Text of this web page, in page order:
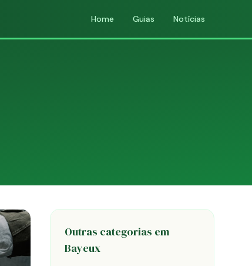
Home Guias Notícias
Outras categorias em
Bayeux